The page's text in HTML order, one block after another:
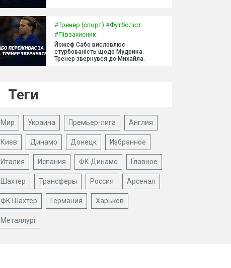
#Тренер (спорт) #Футболіст
#Півзахисник
Йожеф Сабо висловлює
стурбованість щодо Мудрика.
Тренер звернувся до Михайла.
Теги
Мир Украина Премьер-лига Англия
Киев Динамо Донецк Избранное
Италия Испания ФК Динамо Главное
Шахтер Трансферы Россия Арсенал
ФК Шахтер Германия Харьков
Металлург